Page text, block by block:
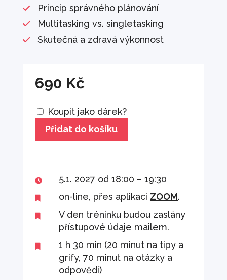
Princip správného plánování
Multitasking vs. singletasking
Skutečná a zdravá výkonnost
690 Kč
Koupit jako dárek?
Přidat do košíku
 5.1. 2027 od 18:00 – 19:30
 on-line, přes aplikaci ZOOM.

V den tréninku budou zaslány
přístupové údaje mailem.

1 h 30 min (20 minut na tipy a
grify, 70 minut na otázky a
odpovědi)